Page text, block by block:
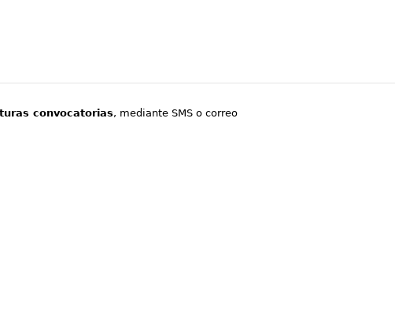
convocatorias, mediante SMS o correo